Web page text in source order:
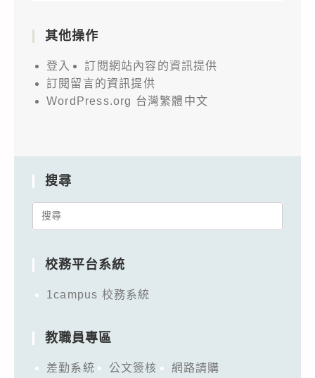
其他操作
登入
訂閱網站內容的資訊提供
訂閱留言的資訊提供
WordPress.org 台灣繁體中文
搜尋
Search
校務平台系統
1campus 校務系統
教職員專區
差勤系統 公文簽核
網路請購